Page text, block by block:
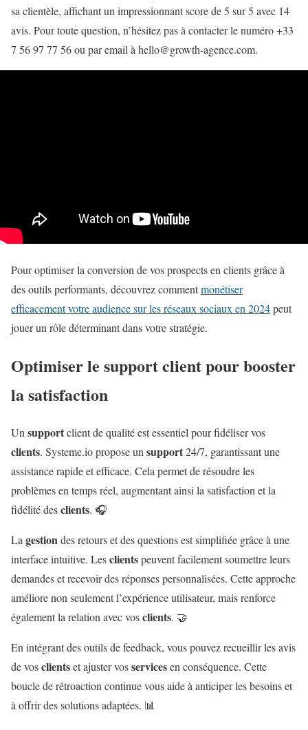
sa clientèle, affichant un impressionnant score de 5 sur 5 avec 14
avis. Pour toute question, n’hésitez pas à contacter le numéro +33
7 56 97 77 56 ou par email à hello@growth-agence.com.
Pour optimiser la conversion de vos prospects en clients grâce à
des outils performants, découvrez commentmonétiser
efficacement votre audience sur les réseaux sociaux en 2024peut
jouer un rôle déterminant dans votre stratégie.
Optimiser le support client pour booster
la satisfaction
Un supportclient de qualité est essentiel pour fidéliser vos
clients. Systeme.io propose un support24/7, garantissant une
assistance rapide et efficace. Cela permet de résoudre les
problèmes en temps réel, augmentant ainsi la satisfaction et la
fidélité desclients. 🎧
La gestiondes retours et des questions est simplifiée grâce à une
interface intuitive. Lesclientspeuvent facilement soumettre leurs
demandes et recevoir des réponses personnalisées. Cette approche
améliore non seulement l’expérience utilisateur, mais renforce
également la relation avec vosclients. 🤝
En intégrant des outils de feedback, vous pouvez recueillir les avis
de vosclientset ajuster vosservicesen conséquence. Cette
boucle de rétroaction continue vous aide à anticiper les besoins et
à offrir des solutions adaptées. 📊